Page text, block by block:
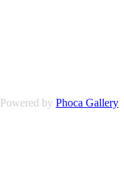
Powered by Phoca Gallery